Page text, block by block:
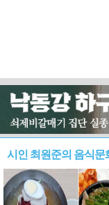
시인 최원준의 음식문